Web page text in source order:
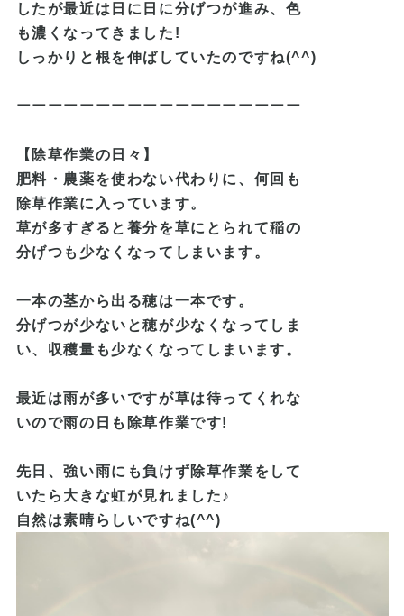
したが最近は日に日に分げつが進み、色
も濃くなってきました!
しっかりと根を伸ばしていたのですね(^^)
ーーーーーーーーーーーーーーーーーー
【除草作業の日々】
肥料・農薬を使わない代わりに、何回も
除草作業に入っています。
草が多すぎると養分を草にとられて稲の
分げつも少なくなってしまいます。
一本の茎から出る穂は一本です。
分げつが少ないと穂が少なくなってしま
い、収穫量も少なくなってしまいます。
最近は雨が多いですが草は待ってくれな
いので雨の日も除草作業です!
先日、強い雨にも負けず除草作業をして
いたら大きな虹が見れました♪
自然は素晴らしいですね(^^)